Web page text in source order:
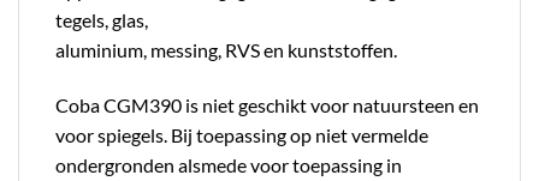
tegels, glas,
aluminium, messing, RVS en kunststoffen.
Coba CGM390 is niet geschikt voor natuursteen en
voor spiegels. Bij toepassing op niet vermelde
ondergronden alsmede voor toepassing in